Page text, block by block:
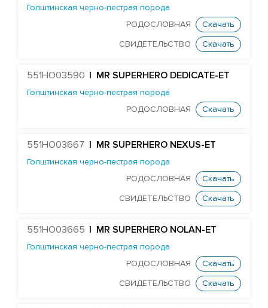
B52-ET_EDG
EDG SYMP BALDWYN 8198-ET
Edg Mogul Barclay 25000-ET
ST GEN NOBLE BRUNOY-ET
DELICIOUS BY-PASS-ET
Edg D-Worth Caluso-ET
STANTONS CASTAWAY 5403-ET
STANTONS ME CENTI-ET
STANTONS SNOWMAN EA COLTON-ET
TJR DIRECTOR CONTROLLER-ET
Голштинская черно-пестрая порода
РОДОСЛОВНАЯ
Скачать
СВИДЕТЕЛЬСТВО Скачать
551HO03590 | MR SUPERHERO DEDICATE-ET
Голштинская черно-пестрая порода
РОДОСЛОВНАЯ
Скачать
551HO03667 | MR SUPERHERO NEXUS-ET
Голштинская черно-пестрая порода
РОДОСЛОВНАЯ
Скачать
СВИДЕТЕЛЬСТВО Скачать
551HO03665 | MR SUPERHERO NOLAN-ET
Голштинская черно-пестрая порода
РОДОСЛОВНАЯ
Скачать
СВИДЕТЕЛЬСТВО Скачать